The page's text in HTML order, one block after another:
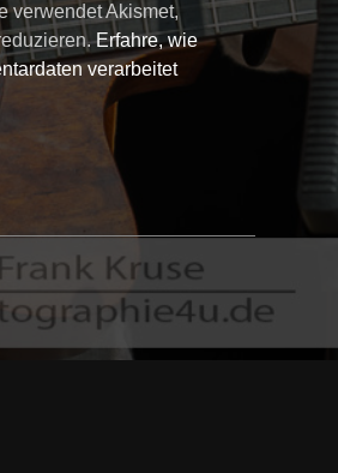
verwendet Akismet,
Erfahre, wie
verarbeitet